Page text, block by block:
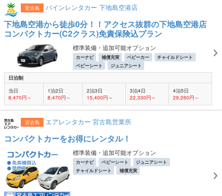
宮古島 パインレンタカー 下地島空港店
下地島空港から徒歩0分！！アクセス抜群の下地島空港店
コンパクトカー(C2クラス)免責保険込プラン
標準装備・追加可能オプション
カーナビ 補償充実 ベビーカー
チャイルドシート
ベビーシート
ジュニアシート
日泊制
当日
8,470円～
1泊2日
8,470円～
2泊3日
15,400円～
3泊4日
22,330円～
4泊5日
29,260円～
宮古島 エアレンタカー 宮古島営業所
コンパクトカーをお得にレンタル！
標準装備・追加可能オプション
カーナビ ベビーシート
ジュニアシート
チャイルドシート
補償充実